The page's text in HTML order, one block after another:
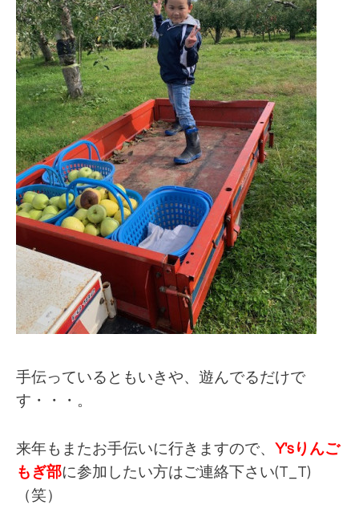
手伝っているともいきや、遊んでるだけで
す・・・。
来年もまたお手伝いに行きますので、 Y'sりんご
もぎ部に参加したい方はご連絡下さい(T_T)
（笑）